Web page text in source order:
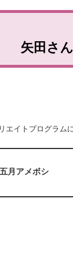
矢田さ
エイトプログラム
月アメボシ